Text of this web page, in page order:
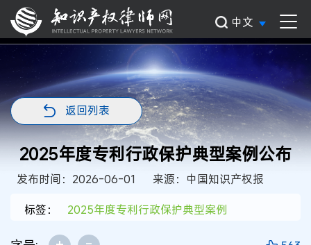
中文
返回列表
2025年度专利行政保护典型案例公布
发布时间：2026-06-01
来源：中国知识产权报
标签：
2025年度专利行政保护典型案例